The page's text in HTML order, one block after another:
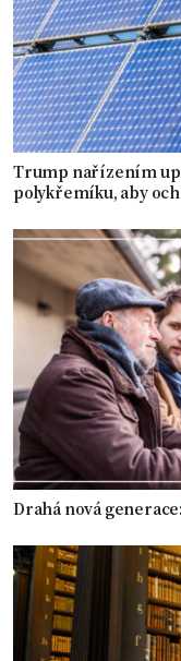
Trump nařízením
polykřemíku, aby
Drahá nová